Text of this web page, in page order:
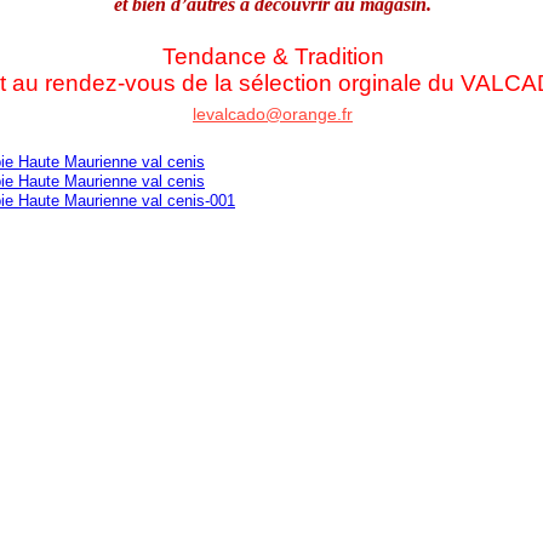
et bien d’autres à découvrir au magasin.
Tendance & Tradition
au rendez-vous de la sélection orginale du
levalcado@orange.fr